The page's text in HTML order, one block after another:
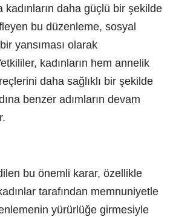
kadınların daha güçlü bir şekilde
bu düzenleme, sosyal
yansıması olarak
kadınların hem annelik
daha sağlıklı bir şekilde
benzer adımların devam
bu önemli karar, özellikle
tarafından memnuniyetle
yürürlüğe girmesiyle